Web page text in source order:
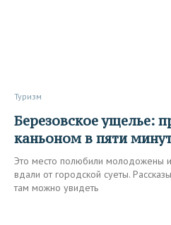
Туризм
Березовское ущелье: прогулка над
каньоном в пяти
Это место полюбили молодожены и
вдали от городской суеты.
там можно увидеть